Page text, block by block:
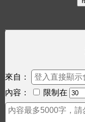
來自：
內容：
限制在